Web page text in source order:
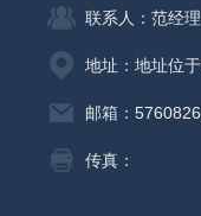
联系人：范经理
地址：地址位
邮箱：
传真：